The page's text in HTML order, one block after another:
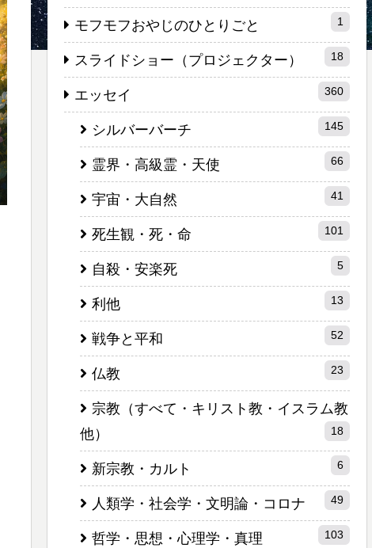
モフモフおやじのひとりごと 1
スライドショー（プロジェクター） 18
エッセイ 360
シルバーバーチ 145
霊界・高級霊・天使 66
宇宙・大自然 41
死生観・死・命 101
自殺・安楽死 5
利他 13
戦争と平和 52
仏教 23
宗教（すべて・キリスト教・イスラム教
他）
18
新宗教・カルト 6
人類学・社会学・文明論・コロナ 49
哲学・思想・心理学・真理 103